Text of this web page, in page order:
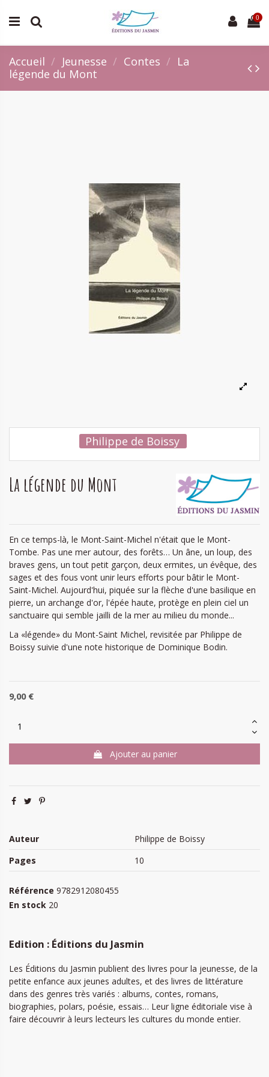
0
Accueil Jeunesse Contes
La
légende du Mont
Philippe de Boissy
La légende du Mont
En ce temps-là, le Mont-Saint-Michel n'était que le Mont-
Tombe. Pas une mer autour, des forêts… Un âne, un loup, des
braves gens, un tout petit garçon, deux ermites, un évêque, des
sages et des fous vont unir leurs efforts pour bâtir le Mont-
Saint-Michel. Aujourd'hui, piquée sur la flèche d'une basilique en
pierre, un archange d'or, l'épée haute, protège en plein ciel un
sanctuaire qui semble jailli de la mer au milieu du monde...
La «légende» du Mont-Saint Michel, revisitée par Philippe de
Boissy suivie d'une note historique de Dominique Bodin.
9,00 €
Ajouter au panier
Auteur
Philippe de Boissy
Pages
10
Référence 9782912080455
En stock 20
Edition : Éditions du Jasmin
Les Éditions du Jasmin publient des livres pour la jeunesse, de la
petite enfance aux jeunes adultes, et des livres de littérature
dans des genres très variés : albums, contes, romans,
biographies, polars, poésie, essais… Leur ligne éditoriale vise à
faire découvrir à leurs lecteurs les cultures du monde entier.